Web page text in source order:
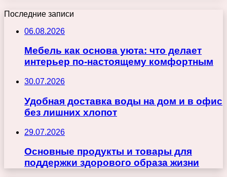
Последние записи
06.08.2026
Мебель как основа уюта: что делает
интерьер по-настоящему комфортным
30.07.2026
Удобная доставка воды на дом и в офис
без лишних хлопот
29.07.2026
Основные продукты и товары для
поддержки здорового образа жизни